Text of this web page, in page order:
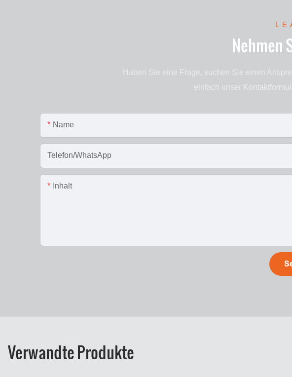
Nehmen
Haben Sie eine Frage, suchen Sie einen
einfach unser
Name
Telefon/WhatsApp
Inhalt
Verwandte Produkte